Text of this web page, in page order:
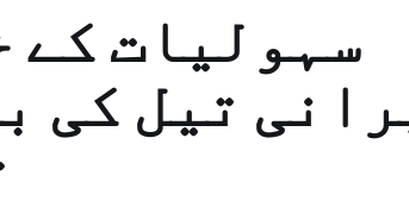
سہولیات کے
تیل کی